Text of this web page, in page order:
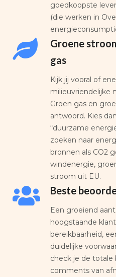
goedkoopste
(die werken in
Groene
gas
Kijk jij vooral of
milieuvriendelijke
Groen gas en
antwoord. Kies
“duurzame
zoeken naar
bronnen als CO2
windenergie,
stroom uit EU.
Beste
Een groeiend
hoogstaande
bereikbaarheid,
duidelijke
check je de totale
comments van